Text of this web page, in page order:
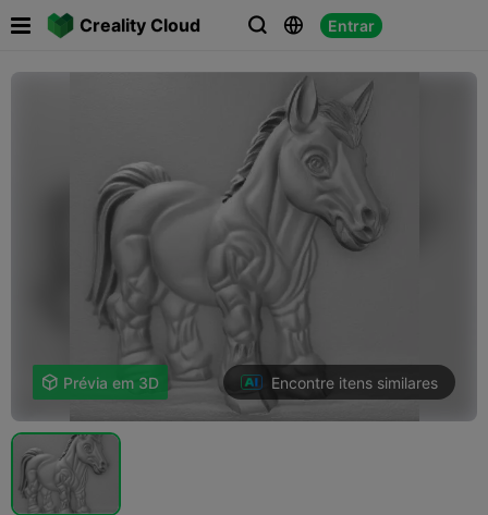
Creality Cloud   Entrar
 
 Prévia em 3D Encontre itens similares